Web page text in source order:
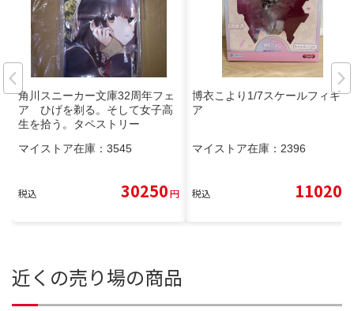
角川スニーカー文庫32周年フェ
ア ひげを剃る。そして女子高
生を拾う。タペストリー
マイストア在庫： 3545
税込 30250円
博衣こより1/7スケールフィギュ
ア
マイストア在庫： 2396
税込 11020
近くの売り場の商品